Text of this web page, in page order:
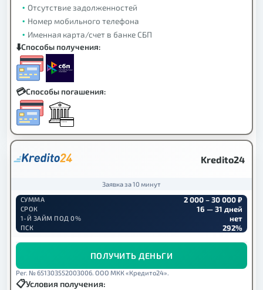
Отсутствие задолженностей
Номер мобильного телефона
Именная карта/счет в банке СБП
Способы получения:
Способы погашения:
Kredito24
Заявка за 10 минут
СУММА
2 000 – 30 000 ₽
СРОК 16 — 31 дней
1-Й ЗАЙМ ПОД 0% нет
ПСК 292%
ПОЛУЧИТЬ ДЕНЬГИ
Рег. № 651303552003006. ООО МКК «Кредито24».
Условия получения: